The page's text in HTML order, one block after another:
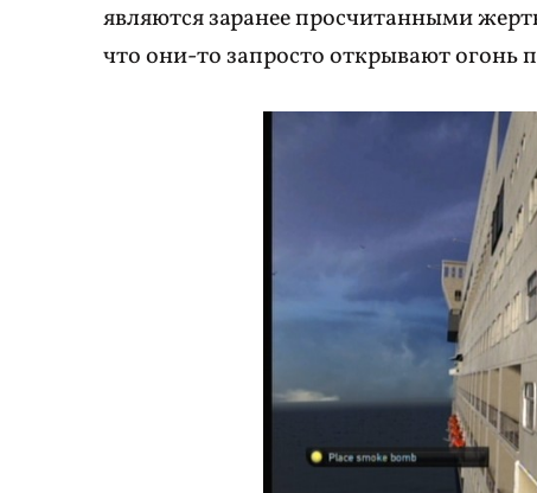
являются заранее просчитанными
что они-то запросто открывают огонь